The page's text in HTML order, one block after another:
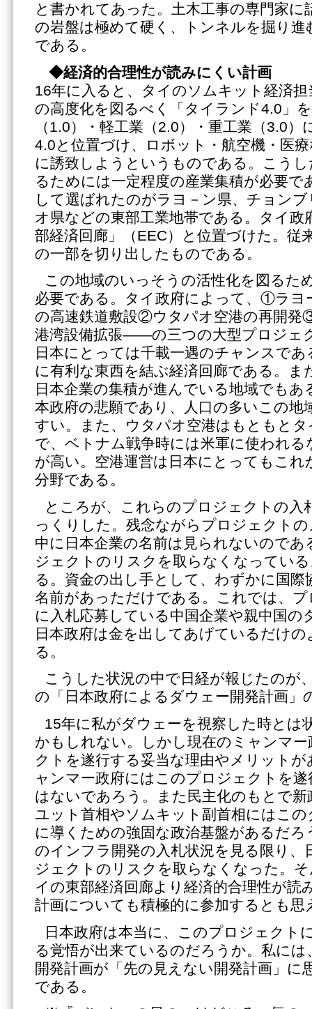
と書かれてあった。土木工事の専門家に
の岩盤は極めて硬く、トンネルを掘り
である。
◆経済的合理性が読みにくい計画
16年に入ると、タイのソムキット経済担
の高度化を図るべく「タイランド4.0」
（1.0）・軽工業（2.0）・重工業（3.0
4.0と位置づけ、ロボット・航空機・医
に誘致しようというものである。こう
るためには一定程度の産業集積が必要で
して選ばれたのがラヨ－ン県、チョン
オ県などの東部工業地帯である。タイ政
部経済回廊」（EEC）と位置づけた。従
の一部を切り出したものである。
この地域のいっそうの活性化を図るた
必要である。タイ政府によって、①ラヨ
の高速鉄道敷設②ウタパオ空港の再開
港湾設備拡張――の三つの大型プロジェ
日本にとっては千載一遇のチャンスであ
に有利な東西を結ぶ経済回廊である。ま
日本企業の集積が進んでいる地域でもあ
本政府の悲願であり、人口の多いこの地
すい。また、ウタパオ空港はもともとタ
で、ベトナム戦争時には米軍に使われる
が高い。空港運営は日本にとってもこ
分野である。
ところが、これらのプロジェクトの入
っくりした。残念ながらプロジェクト
中に日本企業の名前は見られないのであ
ジェクトのリスクを取らなくなってい
る。資金の出し手として、わずかに国際
名前があっただけである。これでは、
に入札応募している中国企業や親中国の
日本政府は金を出してあげているだけ
る。
こうした状況の中で日経が報じたのが
の「日本政府によるダウェー開発計画」
15年に私がダウェーを視察した時とは
かもしれない。しかし現在のミャンマ
クトを遂行する妥当な理由やメリット
ャンマー政府にはこのプロジェクトを
はないであろう。また民主化のもとで
ユット首相やソムキット副首相にはこ
に導くための強固な政治基盤があるだろ
のインフラ開発の入札状況を見る限り、
ジェクトのリスクを取らなくなった。
イの東部経済回廊より経済的合理性が読
計画についても積極的に参加するとも思
日本政府は本当に、このプロジェクト
る覚悟が出来ているのだろうか。私に
開発計画が「先の見えない開発計画」に
である。